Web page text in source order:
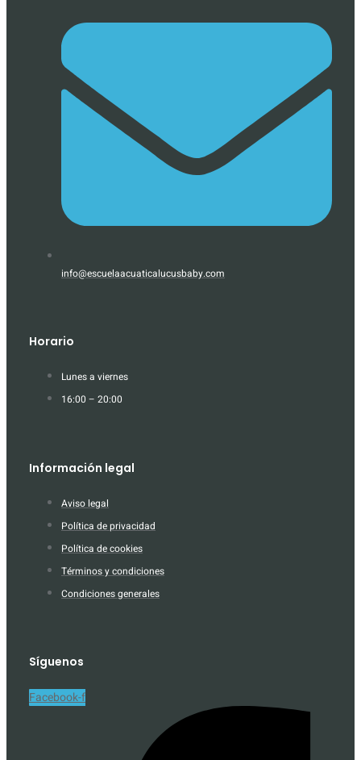
info@escuelaacuaticalucusbaby.com
Horario
Lunes a viernes
16:00 – 20:00
Información legal
Aviso legal
Política de privacidad
Política de cookies
Términos y condiciones
Condiciones generales
Síguenos
Facebook-f